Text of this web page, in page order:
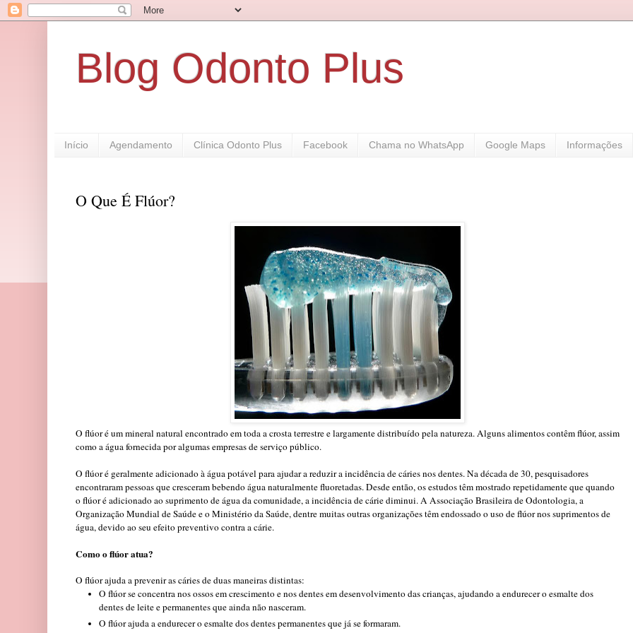
Blog Odonto Plus
Início Agendamento Clínica Odonto Plus Facebook Chama no WhatsApp Google Maps Informações
O Que É Flúor?
O flúor é um mineral natural encontrado em toda a crosta terrestre e largamente distribuído pela natureza. Alguns alimentos contêm flúor, assim
como a água fornecida por algumas empresas de serviço público.
O flúor é geralmente adicionado à água potável para ajudar a reduzir a incidência de cáries nos dentes. Na década de 30, pesquisadores
encontraram pessoas que cresceram bebendo água naturalmente fluoretadas. Desde então, os estudos têm mostrado repetidamente que quando
o flúor é adicionado ao suprimento de água da comunidade, a incidência de cárie diminui. A Associação Brasileira de Odontologia, a
Organização Mundial de Saúde e o Ministério da Saúde, dentre muitas outras organizações têm endossado o uso de flúor nos suprimentos de
água, devido ao seu efeito preventivo contra a cárie.
Como o flúor atua?
O flúor ajuda a prevenir as cáries de duas maneiras distintas:
O flúor se concentra nos ossos em crescimento e nos dentes em desenvolvimento das crianças, ajudando a endurecer o esmalte dos
dentes de leite e permanentes que ainda não nasceram.
O flúor ajuda a endurecer o esmalte dos dentes permanentes que já se formaram.